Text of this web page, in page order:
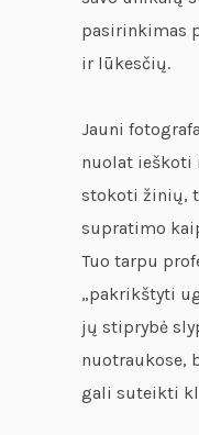
pasirinkimas
ir lūkesčių.
Jauni
nuolat ieškoti
stokoti žinių,
supratimo
Tuo tarpu
„pakrikštyti
jų stiprybė
nuotraukose,
gali suteikti